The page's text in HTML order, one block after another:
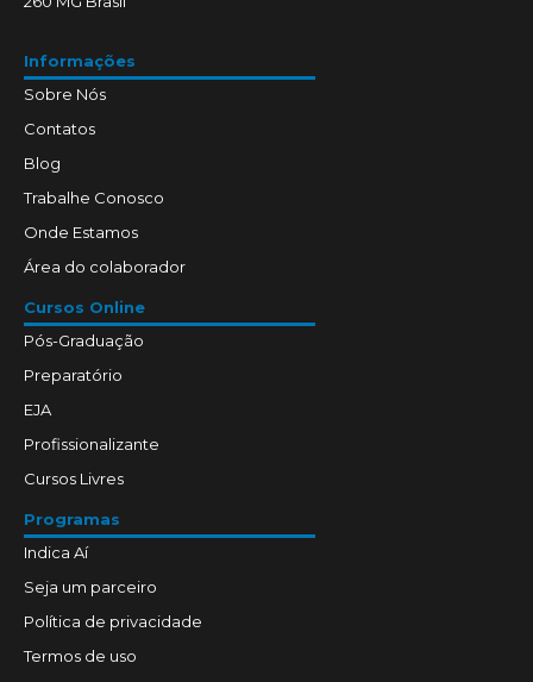
Informações
Sobre Nós
Contatos
Blog
Trabalhe Conosco
Onde Estamos
Área do colaborador
Cursos Online
Pós-Graduação
Preparatório
EJA
Profissionalizante
Cursos Livres
Programas
Indica Aí
Seja um parceiro
Política de privacidade
Termos de uso